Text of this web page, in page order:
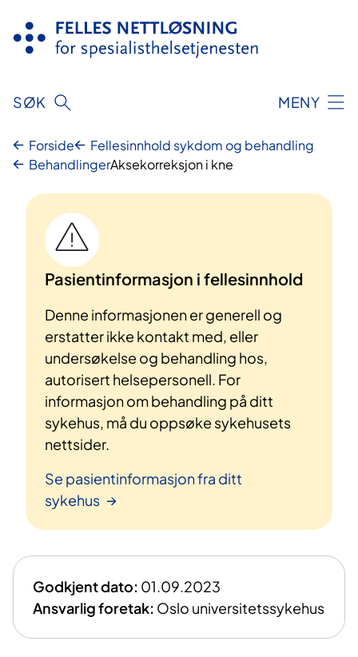
innhold
SØK MENY
Forside
Fellesinnhold sykdom og behandling
BehandlingerAksekorreksjon i kne
Pasientinformasjon i fellesinnhold
Denne informasjonen er generell og
erstatter ikke kontakt med, eller
undersøkelse og behandling hos,
autorisert helsepersonell. For
informasjon om behandling på ditt
sykehus, må du oppsøke sykehusets
nettsider.
Se pasientinformasjon fra ditt
sykehus
Godkjent dato: 01.09.2023
Ansvarlig foretak: Oslo universitetssykehus